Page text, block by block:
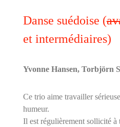
Danse suédoise (
et intermédiaires)
Yvonne Hansen, Torbjörn
Ce trio aime travailler
humeur.
Il est régulièrement sollicité à